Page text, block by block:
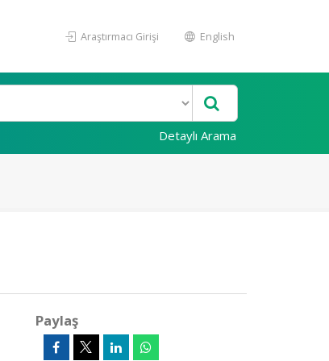
Araştırmacı Girişi English
Detaylı Arama
Paylaş